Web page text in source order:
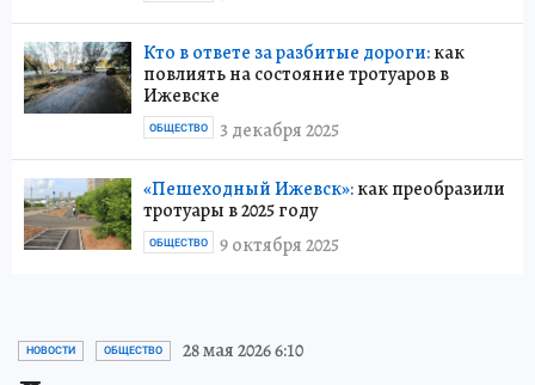
Кто в ответе за разбитые дороги:как
повлиять на состояние тротуаров в
Ижевске
3 декабря 2025
ОБЩЕСТВО
«Пешеходный Ижевск»:как преобразили
тротуары в 2025 году
9 октября 2025
ОБЩЕСТВО
НОВОСТИ ОБЩЕСТВО 28 мая 2026 6:10